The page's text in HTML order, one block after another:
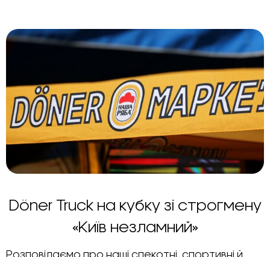
Döner Truck на кубку зі строгмену
«Київ незламний»